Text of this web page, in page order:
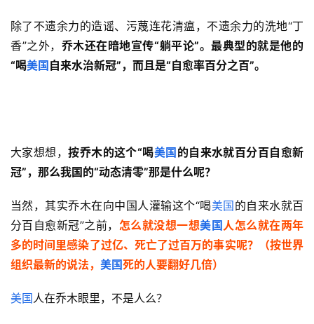
除了不遗余力的造谣、污蔑连花清瘟，不遗余力的洗地“丁
香”之外， 乔木还在暗地宣传“躺平论”。最典型的就是他的
“喝美国 自来水治新冠”，而且是“自愈率百分之百”。
大家想想，按乔木的这个“喝美国 的自来水就百分百自愈新
冠”，那么我国的“动态清零”那是什么呢？
当然，其实乔木在向中国人灌输这个“喝美国 的自来水就百
分百自愈新冠”之前， 怎么就没想一想美国 人怎么就在两年
多的时间里感染了过亿、死亡了过百万的事实呢？（按世界
组织最新的说法， 美国死的人要翻好几倍）
美国人在乔木眼里，不是人么？